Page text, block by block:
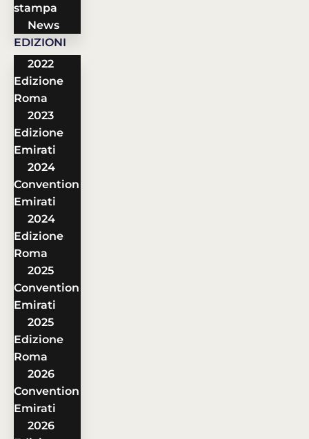
stampa
News
EDIZIONI
2022
Edizione
Roma
2023
Edizione
Emirati
2024
Convention
Emirati
2024
Edizione
Roma
2025
Convention
Emirati
2025
Edizione
Roma
2026
Convention
Emirati
2026